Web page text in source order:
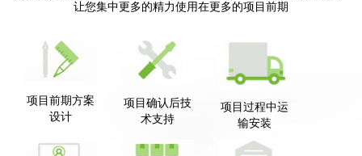
让您集中更多的精力使用在更多的项目前期
项目前期方案
设计
项目确认后技
术支持
项目过程中运
输安装